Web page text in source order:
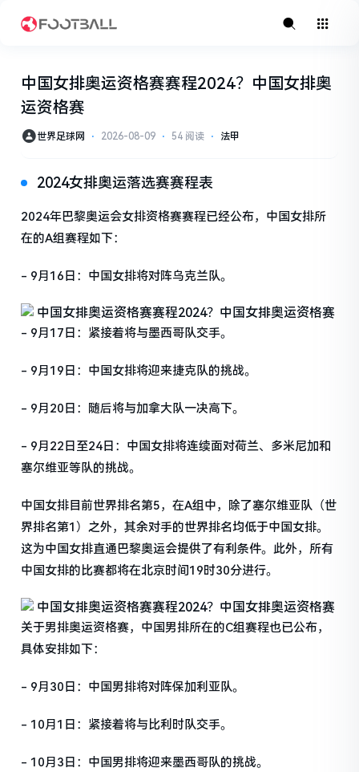
中国女排奥运资格赛赛程2024？中国女排奥
运资格赛
世界足球网 ⋅ 2026-08-09 ⋅ 54 阅读 ⋅ 法甲
2024女排奥运落选赛赛程表
2024年巴黎奥运会女排资格赛赛程已经公布，中国女排所
在的A组赛程如下：
- 9月16日：中国女排将对阵乌克兰队。
- 9月17日：紧接着将与墨西哥队交手。
- 9月19日：中国女排将迎来捷克队的挑战。
- 9月20日：随后将与加拿大队一决高下。
- 9月22日至24日：中国女排将连续面对荷兰、多米尼加和
塞尔维亚等队的挑战。
中国女排目前世界排名第5，在A组中，除了塞尔维亚队（世
界排名第1）之外，其余对手的世界排名均低于中国女排。
这为中国女排直通巴黎奥运会提供了有利条件。此外，所有
中国女排的比赛都将在北京时间19时30分进行。
关于男排奥运资格赛，中国男排所在的C组赛程也已公布，
具体安排如下：
- 9月30日：中国男排将对阵保加利亚队。
- 10月1日：紧接着将与比利时队交手。
- 10月3日：中国男排将迎来墨西哥队的挑战。